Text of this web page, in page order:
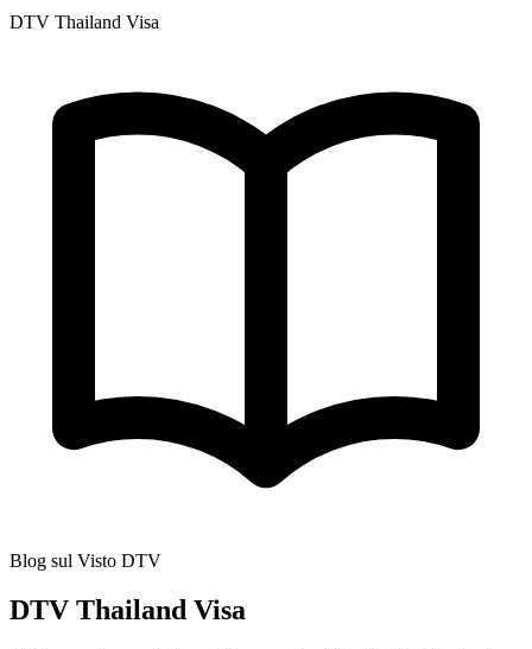
DTV Thailand Visa
Blog sul Visto DTV
DTV Thailand Visa